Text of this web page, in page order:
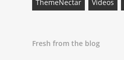
ThemeNectar
Videos
Fresh from the blog